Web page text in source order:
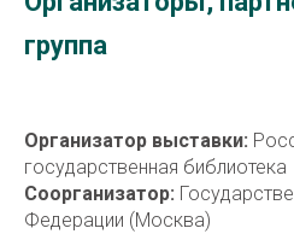
группа
Организатор выставки:
государственная библиотека
Соорганизатор:
Федерации (Москва)